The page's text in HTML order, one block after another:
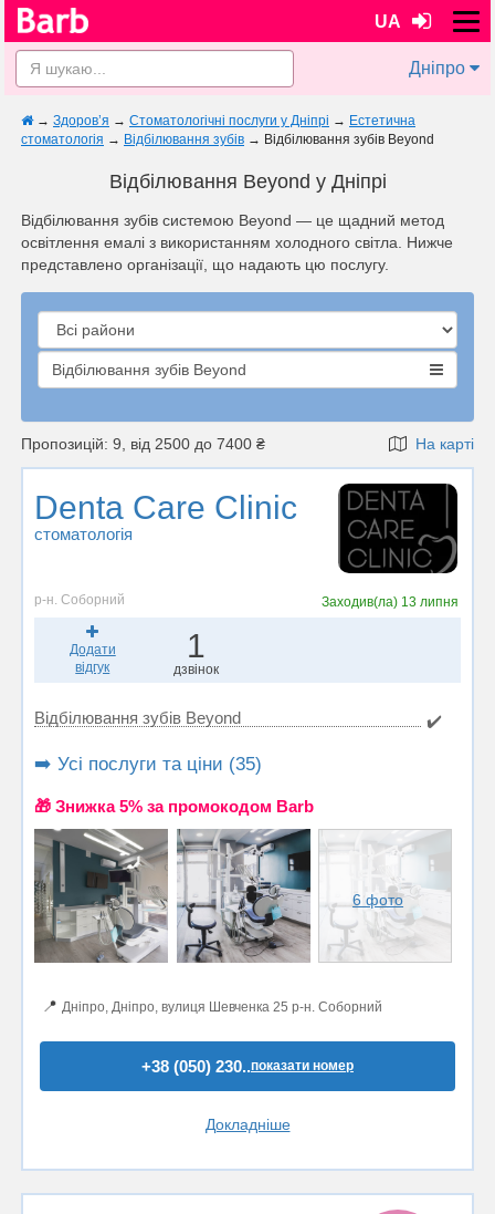
UA
Дніпро
→ Здоров’я → Стоматологічні послуги у Дніпрі → Естетична
стоматологія → Відбілювання зубів → Відбілювання зубів Beyond
Відбілювання Beyond у Дніпрі
Відбілювання зубів системою Beyond — це щадний метод
освітлення емалі з використанням холодного світла. Нижче
представлено організації, що надають цю послугу.
Відбілювання зубів Beyond
Пропозицій: 9, від 2500 до 7400 ₴ На карті
Denta Care Clinic
стоматологія
р-н. Соборний Заходив(ла) 13 липня
Додати
відгук
1
дзвінок
Відбілювання зубів Beyond ✔️
➡️ Усі послуги та ціни (35)
🎁 Знижка 5% за промокодом Barb
6 фото
📍 Дніпро, Дніпро, вулиця Шевченка 25 р-н. Соборний
+38 (050) 230..показати номер
Докладніше